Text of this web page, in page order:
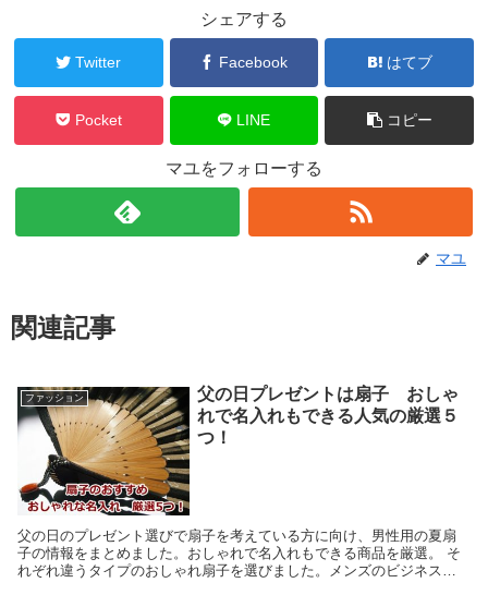
シェアする
Twitter Facebook はてブ
Pocket LINE コピー
マユをフォローする
マユ
関連記事
ファッション
父の日プレゼントは扇子 おしゃ
れで名入れもできる人気の厳選５
つ！
父の日のプレゼント選びで扇子を考えている方に向け、男性用の夏扇
子の情報をまとめました。おしゃれで名入れもできる商品を厳選。 そ
れぞれ違うタイプのおしゃれ扇子を選びました。メンズのビジネス扇